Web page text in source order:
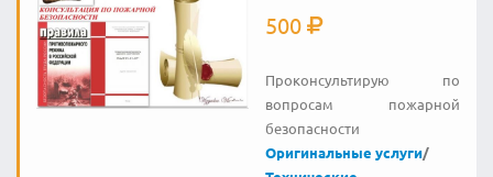
500
Проконсультирую по
вопросам пожарной
безопасности
Оригинальные услуги/